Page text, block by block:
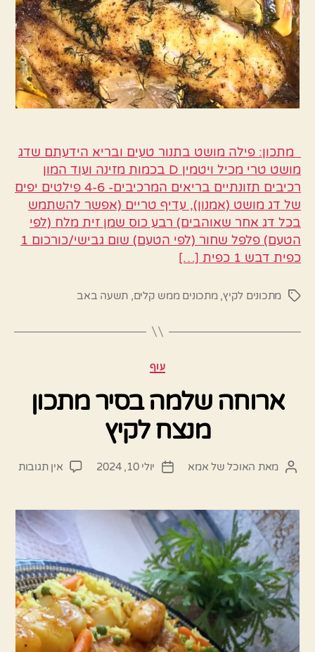
מתכון: פילה מושט בתנור טעים ובריא הידעתם שדג
מושט טרי מכיל ויטמין D בכמות מזינה ועוד המון
רכיבים תזונתיים בריאים המרכיבים- 4-6 פילטים יפים
של דג מושט (אמנון), עדיף טריים (אפשר להשתמש
בכל דג אחר שאוהבים) רבע כוס שמן זית מלח (לפי
הטעם) פלפל שחור (לפי הטעם) שום גבישי/כורכום 1
כפית דבש 1 כפית […]
תגיותמתכונים לקיץ,מתכונים ממש קלים, תשעה באב
קטגוריותעוף
ארוחה שלמה בסיר מתכון
מנצח לקיץ
המחבר
מאת האוכל של אמא
תאריך
יולי 10, 2024 אין תגובות